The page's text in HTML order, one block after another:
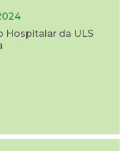
Hospitalar da ULS